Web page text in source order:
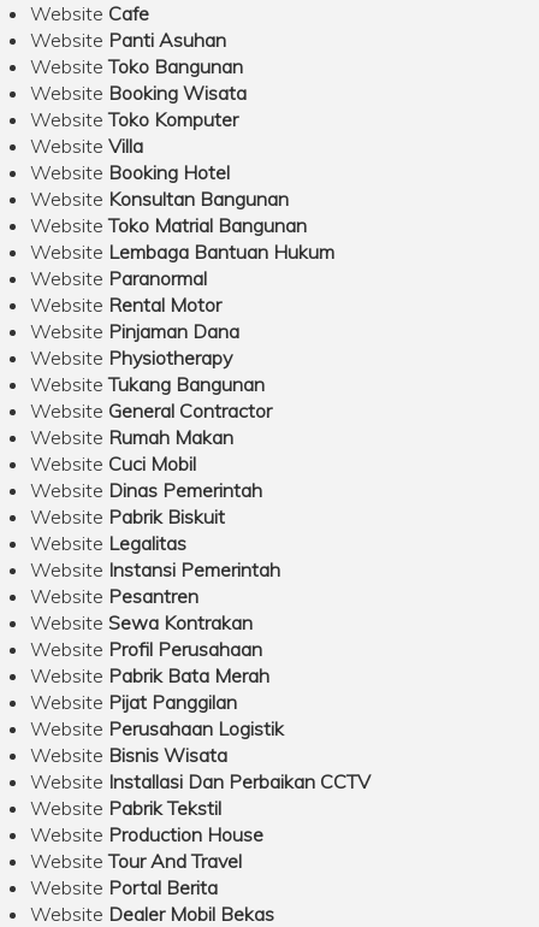
Website Cafe
Website Panti Asuhan
WebsiteToko Bangunan
Website Booking Wisata
WebsiteToko Komputer
Website Villa
Website Booking Hotel
Website Konsultan Bangunan
WebsiteToko Matrial Bangunan
Website Lembaga Bantuan Hukum
Website Paranormal
Website Rental Motor
Website Pinjaman Dana
Website Physiotherapy
WebsiteTukang Bangunan
Website General Contractor
Website Rumah Makan
Website Cuci Mobil
Website Dinas Pemerintah
Website Pabrik Biskuit
Website Legalitas
Website Instansi Pemerintah
Website Pesantren
Website Sewa Kontrakan
Website Profil Perusahaan
Website Pabrik Bata Merah
Website Pijat Panggilan
Website Perusahaan Logistik
Website Bisnis Wisata
Website Installasi Dan Perbaikan CCTV
Website Pabrik Tekstil
Website Production House
WebsiteTour And Travel
Website Portal Berita
Website Dealer Mobil Bekas